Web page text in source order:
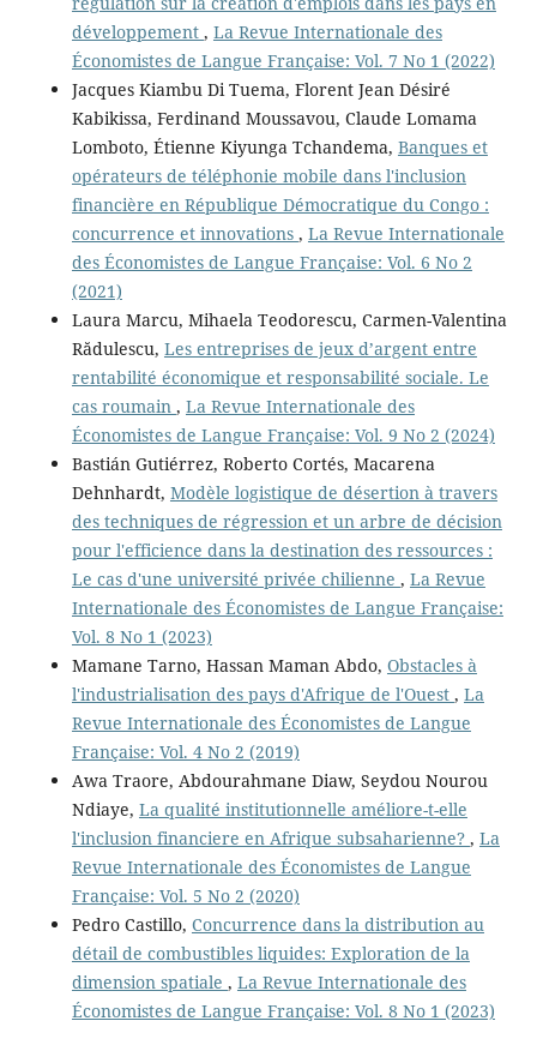
développement , La Revue Internationale des
Économistes de Langue Française: Vol. 7 No 1 (2022)
Jacques Kiambu Di Tuema, Florent Jean Désiré
Kabikissa, Ferdinand Moussavou, Claude Lomama
Lomboto, Étienne Kiyunga Tchandema, Banques et
opérateurs de téléphonie mobile dans l'inclusion
financière en République Démocratique du Congo :
concurrence et innovations , La Revue Internationale
des Économistes de Langue Française: Vol. 6 No 2
(2021)
Laura Marcu, Mihaela Teodorescu, Carmen-Valentina
Rădulescu, Les entreprises de jeux d’argent entre
rentabilité économique et responsabilité sociale. Le
cas roumain , La Revue Internationale des
Économistes de Langue Française: Vol. 9 No 2 (2024)
Bastián Gutiérrez, Roberto Cortés, Macarena
Dehnhardt, Modèle logistique de désertion à travers
des techniques de régression et un arbre de décision
pour l'efficience dans la destination des ressources :
Le cas d'une université privée chilienne , La Revue
Internationale des Économistes de Langue Française:
Vol. 8 No 1 (2023)
Mamane Tarno, Hassan Maman Abdo, Obstacles à
l'industrialisation des pays d'Afrique de l'Ouest , La
Revue Internationale des Économistes de Langue
Française: Vol. 4 No 2 (2019)
Awa Traore, Abdourahmane Diaw, Seydou Nourou
Ndiaye, La qualité institutionnelle améliore-t-elle
l'inclusion financiere en Afrique subsaharienne? , La
Revue Internationale des Économistes de Langue
Française: Vol. 5 No 2 (2020)
Pedro Castillo, Concurrence dans la distribution au
détail de combustibles liquides: Exploration de la
dimension spatiale , La Revue Internationale des
Économistes de Langue Française: Vol. 8 No 1 (2023)